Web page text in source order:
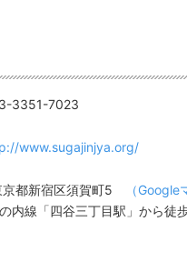
3351-7023
www.sugajinjya.org/
京都新宿区須賀町5
（Google
内線「四谷三丁目駅」から徒